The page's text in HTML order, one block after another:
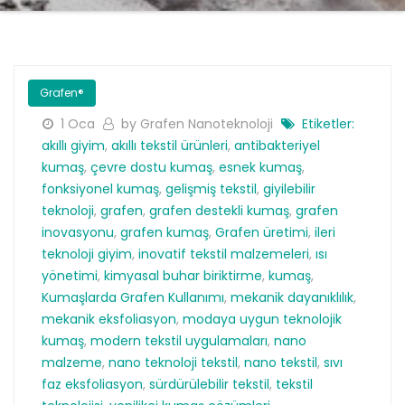
Grafen®
1 Oca by Grafen Nanoteknoloji
Etiketler:
akıllı giyim, akıllı tekstil ürünleri, antibakteriyel
kumaş, çevre dostu kumaş, esnek kumaş,
fonksiyonel kumaş, gelişmiş tekstil, giyilebilir
teknoloji, grafen, grafen destekli kumaş, grafen
inovasyonu, grafen kumaş, Grafen üretimi, ileri
teknoloji giyim, inovatif tekstil malzemeleri, ısı
yönetimi, kimyasal buhar biriktirme, kumaş,
Kumaşlarda Grafen Kullanımı, mekanik dayanıklılık,
mekanik eksfoliasyon, modaya uygun teknolojik
kumaş, modern tekstil uygulamaları, nano
malzeme, nano teknoloji tekstil, nano tekstil, sıvı
faz eksfoliasyon, sürdürülebilir tekstil, tekstil